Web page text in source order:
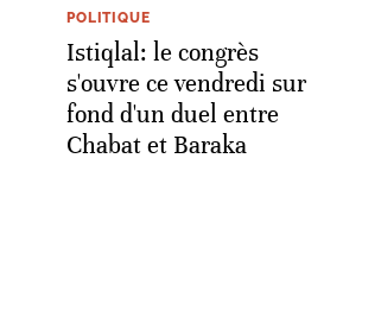
POLITIQUE
Istiqlal: le congrès
s'ouvre ce vendredi sur
fond d'un duel entre
Chabat et Baraka